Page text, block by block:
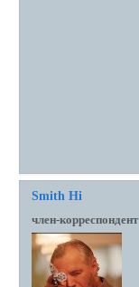
Smith Hi
член-корреспондент